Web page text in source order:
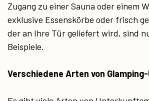
Zugang zu einer Sauna oder einem
exklusive Essenskörbe oder frisch
der an Ihre Tür geliefert wird, sind
Beispiele.
Verschiedene Arten von